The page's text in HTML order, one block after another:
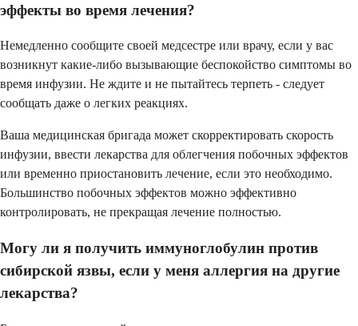
эффекты во время лечения?
Немедленно сообщите своей медсестре или врачу, если у вас
возникнут какие-либо вызывающие беспокойство симптомы во
время инфузии. Не ждите и не пытайтесь терпеть - следует
сообщать даже о легких реакциях.
Ваша медицинская бригада может скорректировать скорость
инфузии, ввести лекарства для облегчения побочных эффектов
или временно приостановить лечение, если это необходимо.
Большинство побочных эффектов можно эффективно
контролировать, не прекращая лечение полностью.
Могу ли я получить иммуноглобулин против
сибирской язвы, если у меня аллергия на другие
лекарства?